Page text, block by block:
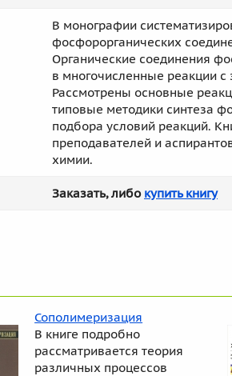
В монографии
фосфорорганических
Органические соединения
в многочисленные реакции
Рассмотрены основные
типовые методики синтеза
подбора условий реакций.
преподавателей и
химии.
Заказать, либо купить книгу
Сополимеризация
В книге подробно
рассматривается теория
различных процессов